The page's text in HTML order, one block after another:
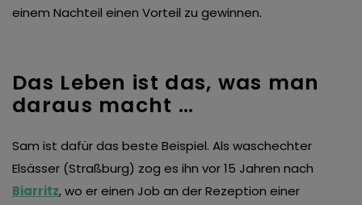
einem Nachteil einen Vorteil zu gewinnen.
Das Leben ist das, was man
daraus macht …
Sam ist dafür das beste Beispiel. Als waschechter
Elsässer (Straßburg) zog es ihn vor 15 Jahren nach
Biarritz, wo er einen Job an der Rezeption einer